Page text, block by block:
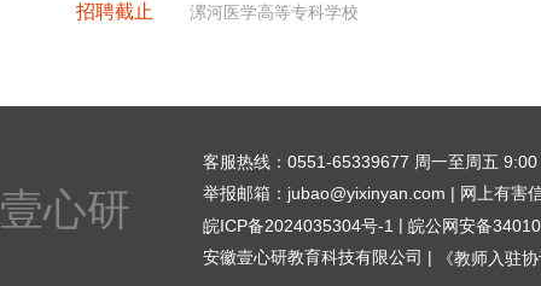
招聘截止 漯河医学高等专科学校
壹心研
客服热线：0551-65339677 周一至周五
举报邮箱：jubao@yixinyan.com | 网上有害
皖ICP备2024035304号-1 | 皖公网安备
安徽壹心研教育科技有限公司 |
《教师入驻